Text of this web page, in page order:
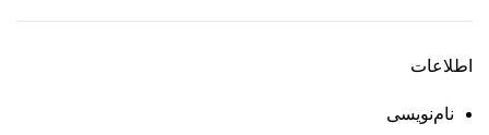
اطلاعات
نام‌نویسی